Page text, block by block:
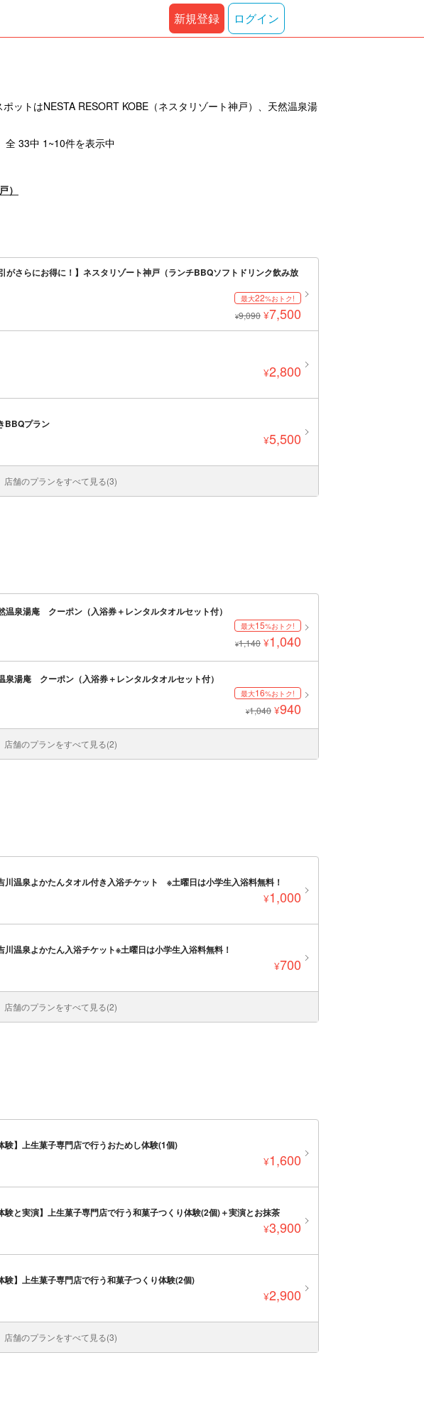
ットはNESTA RESORT KOBE（ネスタリゾート神戸）、天然温泉湯
全 33中 1~10件を表示中
）
がさらにお得に！】ネスタリゾート神戸（ランチBBQソフトドリンク飲み放
最大22%おトク!
¥9,090 ¥7,500
¥2,800
BBQプラン
¥5,500
店舗のプランをすべて見る(3)
温泉湯庵 クーポン（入浴券＋レンタルタオルセット付）
最大15%おトク!
¥1,140 ¥1,040
泉湯庵 クーポン（入浴券＋レンタルタオルセット付）
最大16%おトク!
¥1,040 ¥940
店舗のプランをすべて見る(2)
川温泉よかたんタオル付き入浴チケット ※土曜日は小学生入浴料無料！
¥1,000
川温泉よかたん入浴チケット※土曜日は小学生入浴料無料！
¥700
店舗のプランをすべて見る(2)
験】上生菓子専門店で行うおためし体験(1個)
¥1,600
験と実演】上生菓子専門店で行う和菓子つくり体験(2個)＋実演とお抹茶
¥3,900
験】上生菓子専門店で行う和菓子つくり体験(2個)
¥2,900
店舗のプランをすべて見る(3)
新規登録 ログイン